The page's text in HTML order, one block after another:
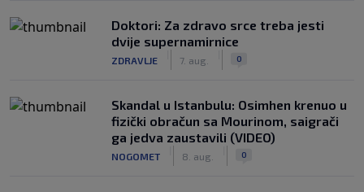
Doktori: Za zdravo srce treba jesti
dvije supernamirnice
ZDRAVLJE 7. aug. 0
Skandal u Istanbulu: Osimhen krenuo u
fizički obračun sa Mourinom, saigrači
ga jedva zaustavili (VIDEO)
NOGOMET 8. aug. 0